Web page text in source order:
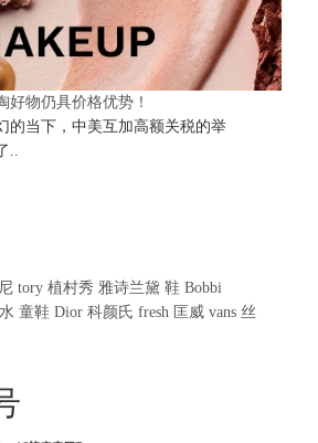
好物仍具价格优势！
的当下，中美互加高额关税的举
tory 植村秀 雅诗兰黛 鞋 Bobbi
童鞋 Dior 科颜氏 fresh 匡威 vans 丝